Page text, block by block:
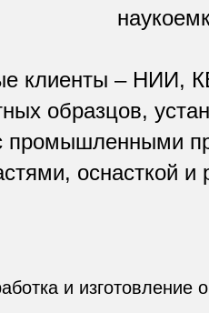
клиенты – НИИ,
образцов,
промышленными
оснасткой
и